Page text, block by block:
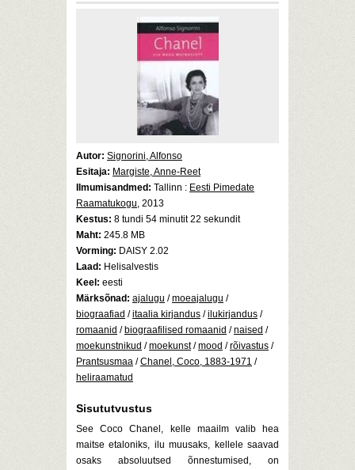
Autor: Signorini, Alfonso
Esitaja: Margiste, Anne-Reet
Ilmumisandmed: Tallinn : Eesti Pimedate
Raamatukogu, 2013
Kestus: 8 tundi 54 minutit 22 sekundit
Maht: 245.8 MB
Vorming: DAISY 2.02
Laad: Helisalvestis
Keel: eesti
Märksõnad: ajalugu /moeajalugu /
biograafiad /itaalia kirjandus /ilukirjandus /
romaanid / biograafilised romaanid /naised /
moekunstnikud /moekunst/mood /rõivastus /
Prantsusmaa /Chanel, Coco, 1883-1971 /
heliraamatud
Sisututvustus
See Coco Chanel, kelle maailm valib hea
maitse etaloniks, ilu muusaks, kellele saavad
osaks absoluutsed õnnestumised, on